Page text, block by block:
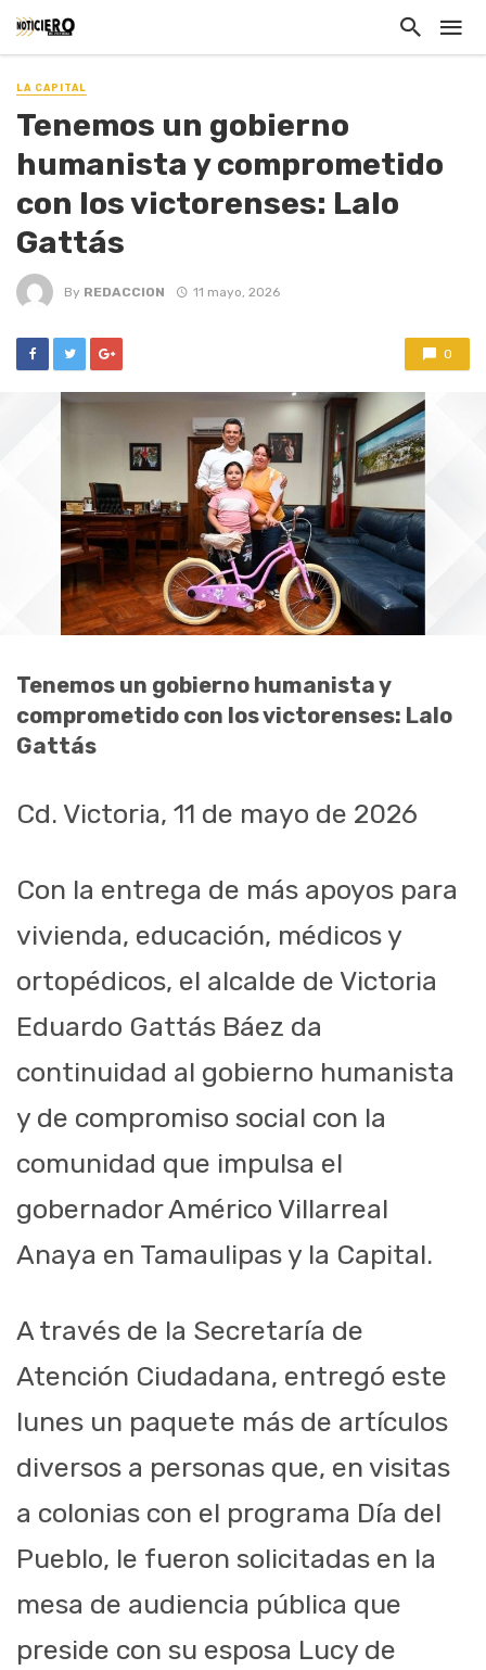
LA CAPITAL
Tenemos un gobierno
humanista y comprometido
con los victorenses: Lalo
Gattás
By REDACCION 11 mayo, 2026
0
Tenemos un gobierno humanista y
comprometido con los victorenses: Lalo
Gattás
Cd. Victoria, 11 de mayo de 2026
Con la entrega de más apoyos para
vivienda, educación, médicos y
ortopédicos, el alcalde de Victoria
Eduardo Gattás Báez da
continuidad al gobierno humanista
y de compromiso social con la
comunidad que impulsa el
gobernador Américo Villarreal
Anaya en Tamaulipas y la Capital.
A través de la Secretaría de
Atención Ciudadana, entregó este
lunes un paquete más de artículos
diversos a personas que, en visitas
a colonias con el programa Día del
Pueblo, le fueron solicitadas en la
mesa de audiencia pública que
preside con su esposa Lucy de